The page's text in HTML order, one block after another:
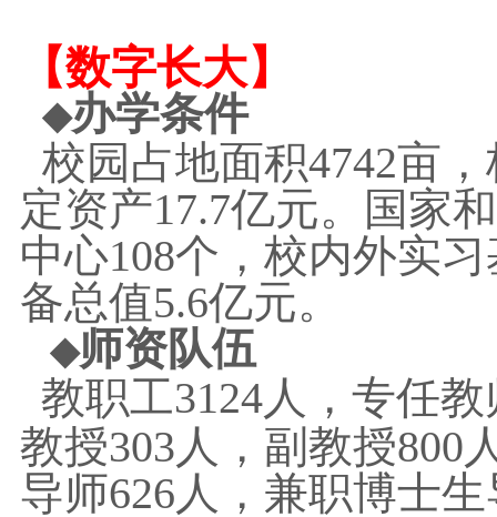
【数字长大】
◆办学条件
校园占地面积4742亩
定资产17.7亿元。国家
中心108个，校内外实
备总值5.6亿元。
◆师资队伍
教职工3124人，专任
教授303人，副教授800
导师626人，兼职博士